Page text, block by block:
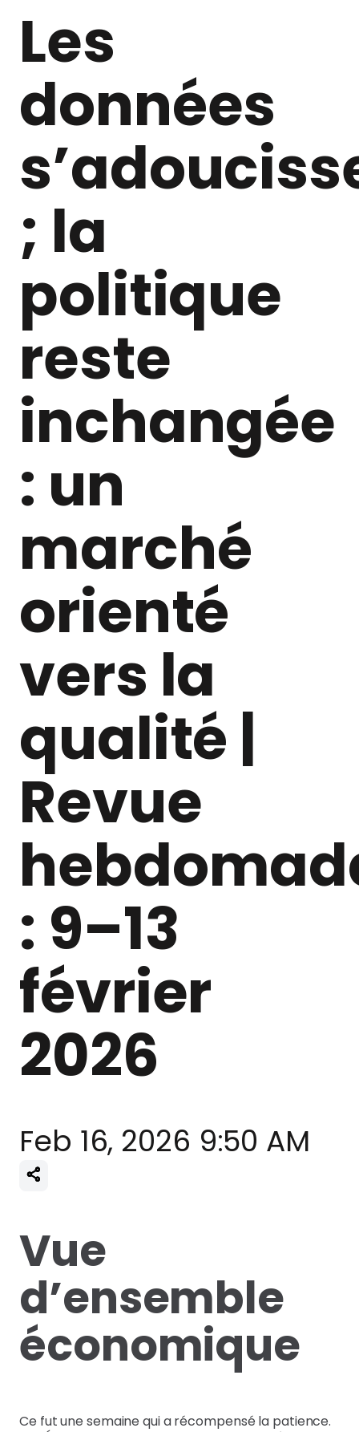
Les
données
; la
politique
reste
inchangée
: un
marché
orienté
vers la
qualité |
Revue
: 9–13
février
2026
Feb 16, 2026 9:50 AM
Vue
d’ensemble
économique
Ce fut une semaine qui a récompensé la patience.